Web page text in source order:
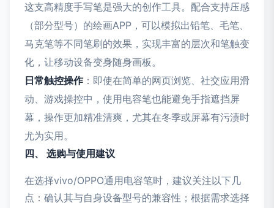
这支高精度手写笔是强大的创作工具。配合支持压感
（部分型号）的绘画APP，可以模拟出铅笔、毛笔、
马克笔等不同笔刷的效果，实现丰富的层次和笔触变
化，让移动设备变身随身画板。
日常触控操作：即使在简单的网页浏览、社交应用滑
动、游戏操控中，使用电容笔也能避免手指遮挡屏
幕，操作更加精准清爽，尤其在冬季或屏幕有污渍时
尤为实用。
四、 选购与使用建议
在选择vivo/OPPO通用电容笔时，建议关注以下几
点：确认其与自身设备型号的兼容性；根据需求选择